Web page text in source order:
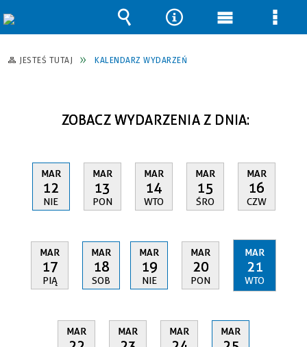
JESTEŚ TUTAJ KALENDARZ WYDARZEŃ
ZOBACZ WYDARZENIA Z DNIA:
MAR
12
NIE
MAR
13
PON
MAR
14
WTO
MAR
15
ŚRO
MAR
16
CZW
MAR
17
PIĄ
MAR
18
SOB
MAR
19
NIE
MAR
20
PON
MAR
21
WTO
MAR MAR MAR MAR
Wyszukiwarka
Narzędzia
Menu Menu